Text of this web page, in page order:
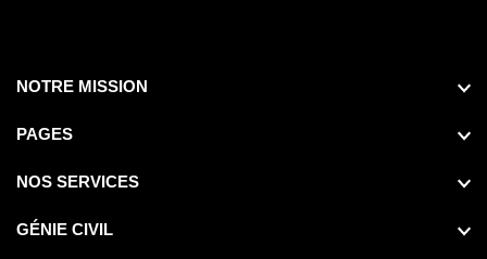
NOTRE MISSION
PAGES
NOS SERVICES
GÉNIE CIVIL